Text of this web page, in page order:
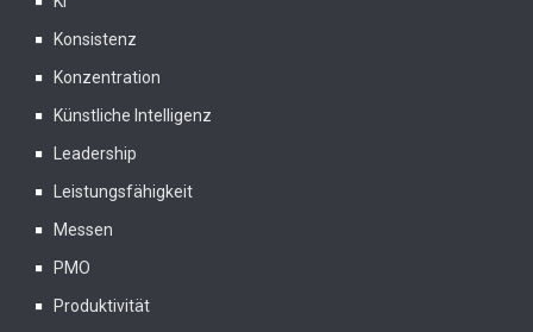
Konsistenz
Konzentration
Künstliche Intelligenz
Leadership
Leistungsfähigkeit
Messen
PMO
Produktivität